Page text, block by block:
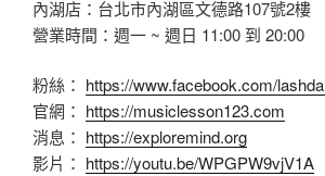
內湖店：台北市內湖區文德路107號2樓
營業時間：週一 ~ 週日 11:00 到 20:00
粉絲： https://www.facebook.com/
官網： https://musiclesson123.com
消息： https://exploremind.org
影片： https://youtu.be/WPGPW9vjV1A